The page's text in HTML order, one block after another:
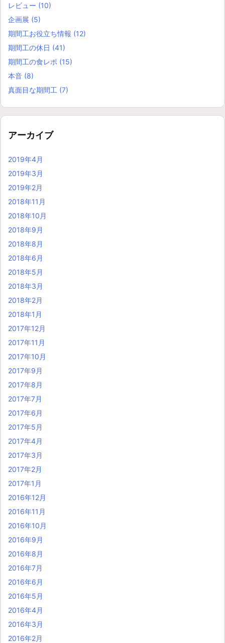
レビュー (10)
企画展 (5)
期間工お役立ち情報 (12)
期間工の休日 (41)
期間工の食レポ (15)
本音 (8)
真面目な期間工 (7)
アーカイブ
2019年4月
2019年3月
2019年2月
2018年11月
2018年10月
2018年9月
2018年8月
2018年6月
2018年5月
2018年3月
2018年2月
2018年1月
2017年12月
2017年11月
2017年10月
2017年9月
2017年8月
2017年7月
2017年6月
2017年5月
2017年4月
2017年3月
2017年2月
2017年1月
2016年12月
2016年11月
2016年10月
2016年9月
2016年8月
2016年7月
2016年6月
2016年5月
2016年4月
2016年3月
2016年2月